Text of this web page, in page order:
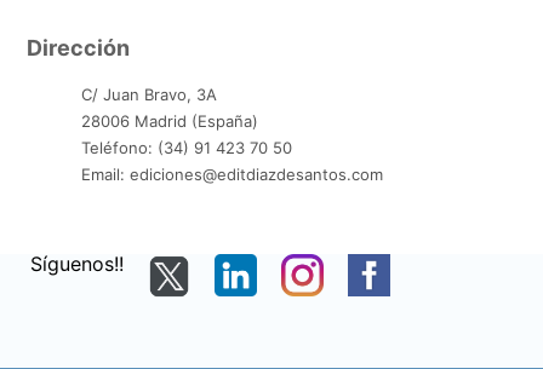
Dirección
C/ Juan Bravo, 3A
28006 Madrid (España)
Teléfono: (34) 91 423 70 50
Email: ediciones@editdiazdesantos.com
Síguenos!!